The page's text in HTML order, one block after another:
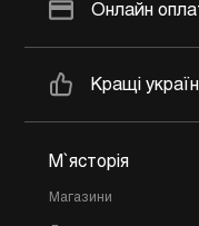
Онлайн
Кращі
М`ясторія
Магазини